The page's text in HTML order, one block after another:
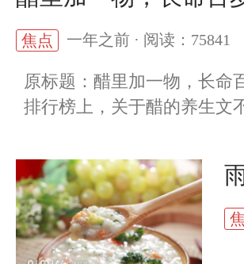
焦点 一年之前 · 阅读：75841
原标题：醋里加一物，长
排行榜上，关于醋的养生文